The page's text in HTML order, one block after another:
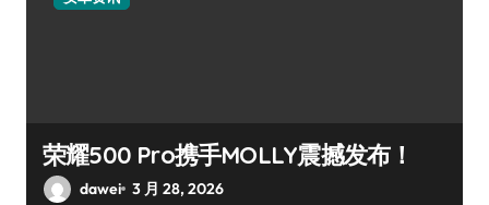
荣耀500 Pro携手MOLLY震撼发布！
dawei 3 月 28, 2026